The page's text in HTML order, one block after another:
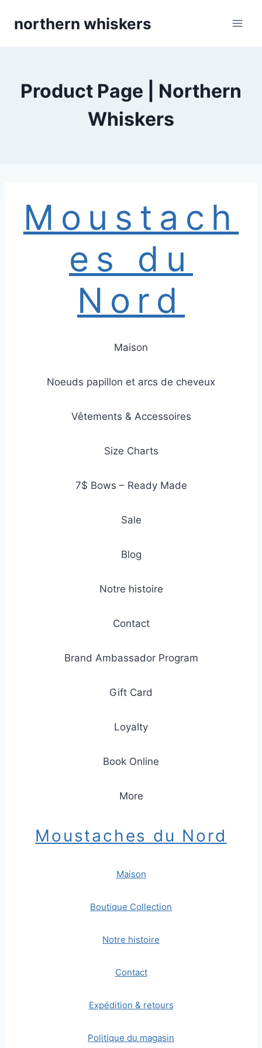
northern whiskers
Product Page | Northern
Whiskers
Moustach
es du
Nord
Maison
Noeuds papillon et arcs de cheveux
Vêtements & Accessoires
Size Charts
7$ Bows – Ready Made
Sale
Blog
Notre histoire
Contact
Brand Ambassador Program
Gift Card
Loyalty
Book Online
More
Moustaches du Nord
Maison
Boutique Collection
Notre histoire
Contact
Expédition & retours
Politique du magasin